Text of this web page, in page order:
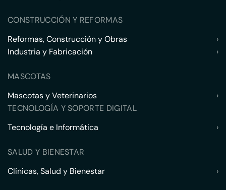
CONSTRUCCIÓN Y REFORMAS
Reformas, Construcción y Obras
›
Industria y Fabricación
›
MASCOTAS
Mascotas y Veterinarios
›
TECNOLOGÍA Y SOPORTE DIGITAL
Tecnología e Informática
›
SALUD Y BIENESTAR
Clínicas, Salud y Bienestar
›